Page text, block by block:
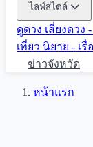
ไลฟ์สไตล์
ดูดวง เสี่ยงดวง
เที่ยว นิยาย - เรื่
ข่าวจังหวัด
หน้าแรก